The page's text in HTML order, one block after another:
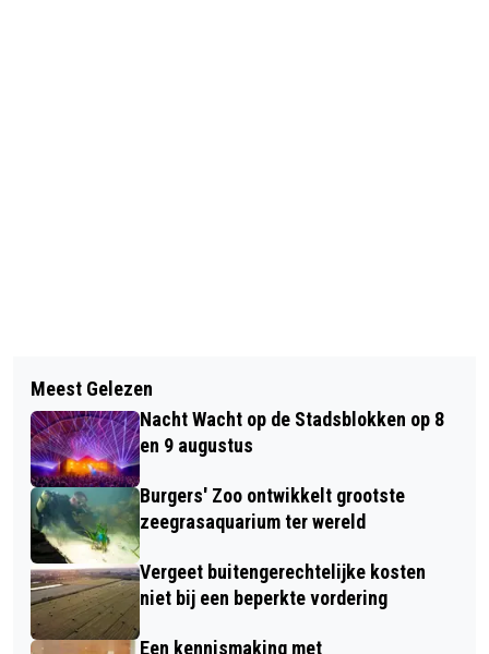
DHL VERBINDT ZICH ALS PRESENTING
PARTNER AAN EK BEACHVOLLEYBAL
2024
VERVOLG PRIJSWINNEND PROJECT
KORAALRIFHERSTEL VAN START
Meest Gelezen
Nacht Wacht op de Stadsblokken op 8
en 9 augustus
Burgers' Zoo ontwikkelt grootste
zeegrasaquarium ter wereld
Vergeet buitengerechtelijke kosten
niet bij een beperkte vordering
Een kennismaking met